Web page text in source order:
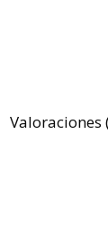
Valoraciones